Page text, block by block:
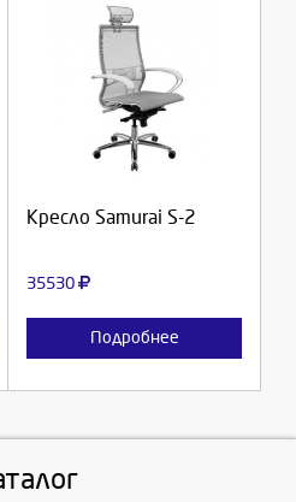
Кресло Samurai S-2
35530
Подробнее
Выберите количество: